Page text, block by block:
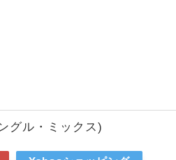
グル・ミックス)